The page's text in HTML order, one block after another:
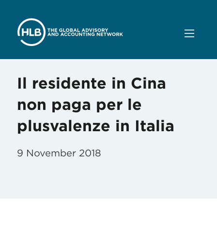
Il residente in Cina
non paga per le
plusvalenze in Italia
9 November 2018